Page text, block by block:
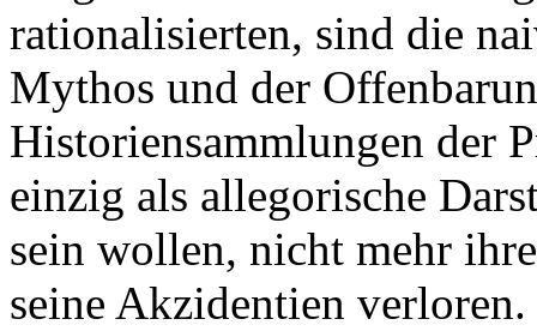
rationalisierten, sind die
Mythos und der
Historiensammlungen der
einzig als allegorische
sein wollen, nicht mehr
seine Akzidentien verloren.